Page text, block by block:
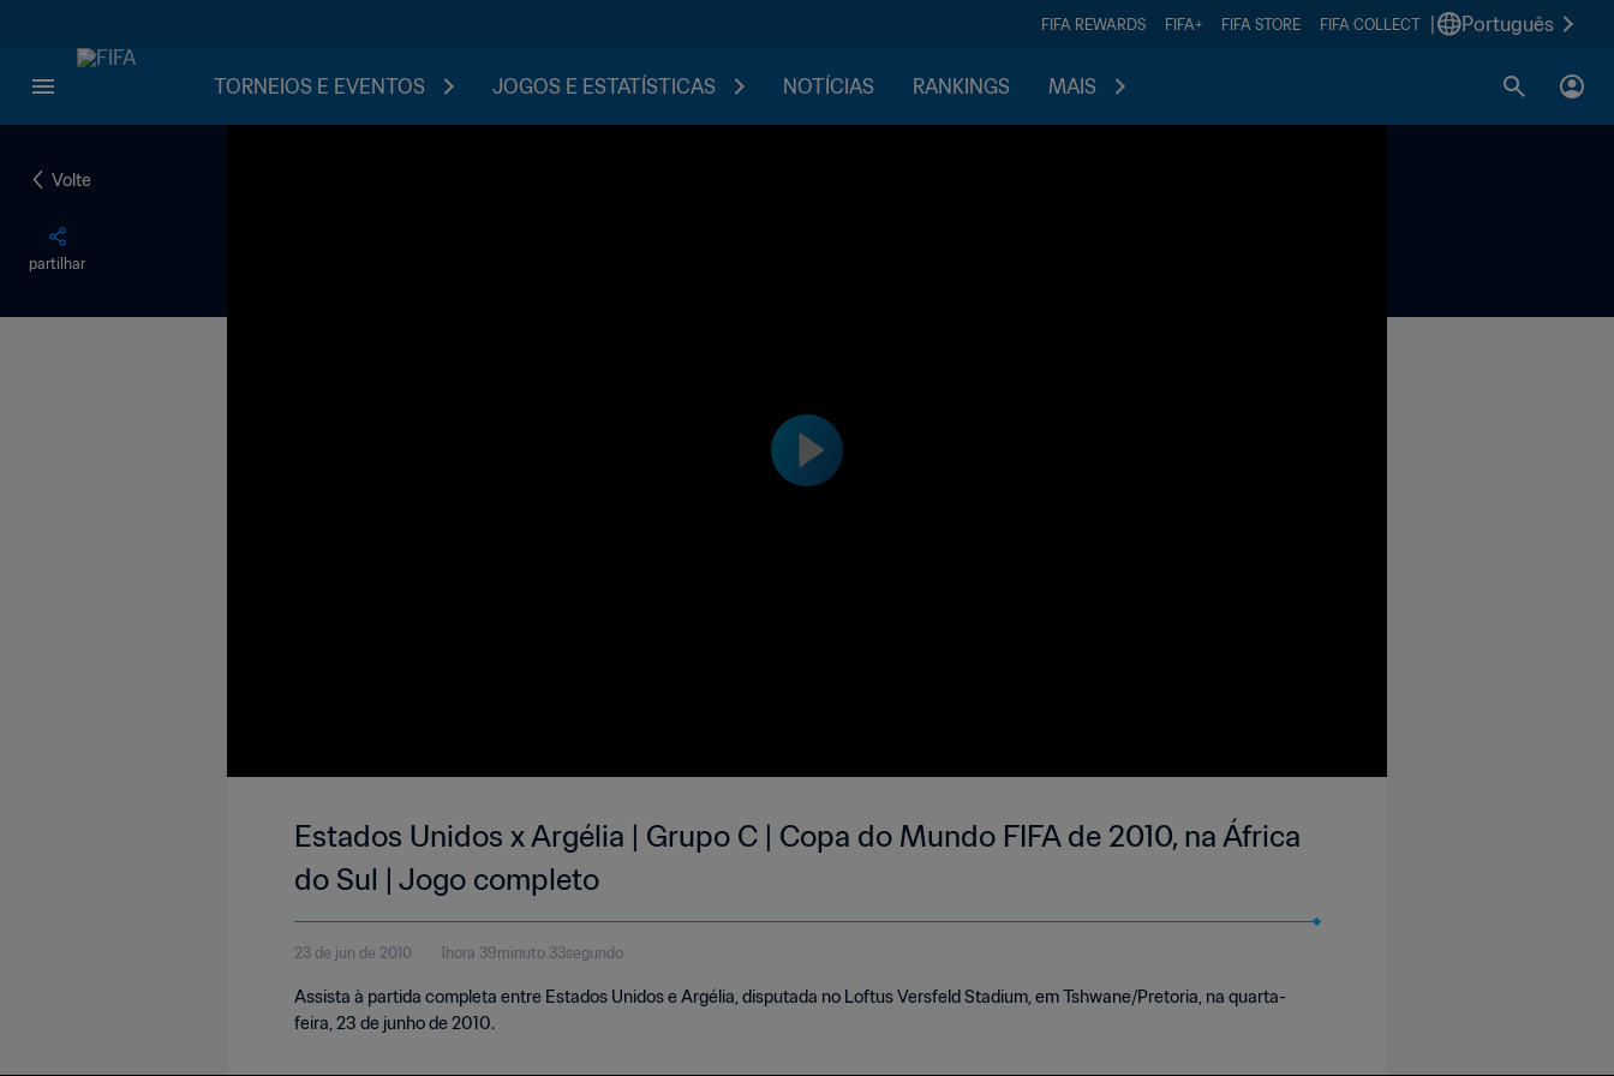
FIFA REWARDS FIFA+ FIFA STORE FIFA COLLECT Português
TORNEIOS E EVENTOS JOGOS E ESTATÍSTICAS NOTÍCIAS RANKINGS MAIS
Volte
partilhar
Estados Unidos x Argélia | Grupo C | Copa do Mundo FIFA de 2010, na África
do Sul | Jogo completo
23 de jun de 2010 1hora 39minuto 33segundo
Assista à partida completa entre Estados Unidos e Argélia, disputada no Loftus Versfeld Stadium, em Tshwane/Pretoria, na quarta-
feira, 23 de junho de 2010.